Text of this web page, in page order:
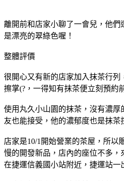
離開前和店家小聊了一會兒，他們
是漂亮的翠綠色喔！
整體評價
很開心又有新的店家加入抹茶行
擦掌(?，一得知有抹茶便立刻預約
使用丸久小山園的抹茶，沒有濃厚
友也能接受，他的濃郁度也是抹茶
店家是10/1開始營業的茶屋，所以
慢的開發新品，店內的座位不多
在捷運信義國小站附近，捷運站一